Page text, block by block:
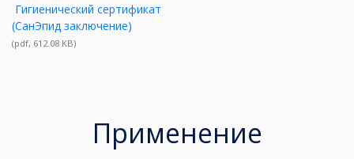
Гигиенический сертификат
(СанЭпид заключение)
(pdf, 612.08 KB)
Применение